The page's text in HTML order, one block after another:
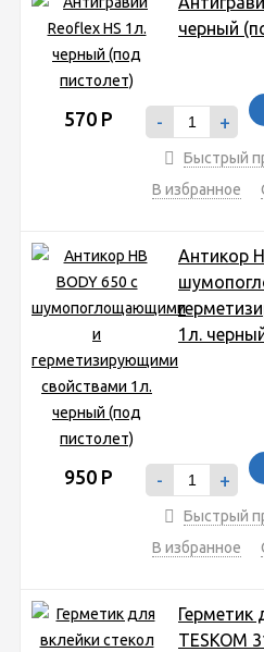
черный
570 Р - +
Быстрый
В избранное
Антикор
1л.
950 Р - +
Быстрый
В избранное
Герметик
TESKOM